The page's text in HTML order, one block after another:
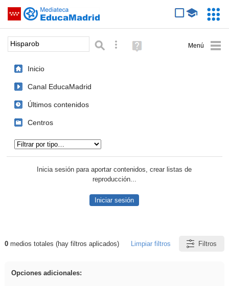
Saltar navegación
Palabra o frase: Búsqueda avanzada
Ayuda
(en
Inicio
Canal EducaMadrid
Últimos contenidos
Centros
Inicia sesión para aportar contenidos, crear listas de
reproducción...
Iniciar sesión
Resultados de: Hisparob
0medios totales (hay filtros aplicados) Limpiar filtros Filtros
Opciones adicionales: